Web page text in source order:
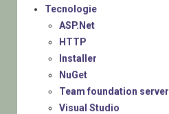
Tecnologie
ASP.Net
HTTP
Installer
NuGet
Team foundation server
Visual Studio